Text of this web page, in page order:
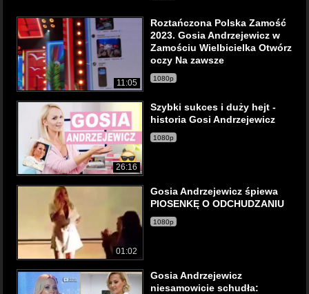
11:05
Roztańczona Polska Zamość
2023. Gosia Andrzejewicz w
Zamościu Wielbicielka Otwórz
oczy Na zawsze
1080p
26:16
Szybki sukces i duży hejt -
historia Gosi Andrzejewicz
1080p
01:02
Gosia Andrzejewicz śpiewa
PIOSENKĘ O ODCHUDZANIU
1080p
Gosia Andrzejewicz
niesamowicie schudła: